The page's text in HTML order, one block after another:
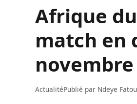
Afrique du
match en
novembre
ActualitéPublié par Ndeye